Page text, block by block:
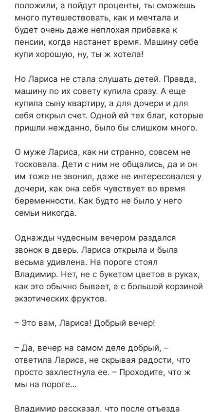
положили, а пойдут проценты, ты сможешь
много путешествовать, как и мечтала и
будет очень даже неплохая прибавка к
пенсии, когда настанет время. Машину себе
купи хорошую, ну, ты ж хотела!
Но Лариса не стала слушать детей. Правда,
машину по их совету купила сразу. А еще
купила сыну квартиру, а для дочери и для
себя открыл счет. Одной ей тех благ, которые
пришли нежданно, было бы слишком много.
О муже Лариса, как ни странно, совсем не
тосковала. Дети с ним не общались, да и он
им тоже не звонил, даже не интересовался у
дочери, как она себя чувствует во время
беременности. Как будто не было у него
семьи никогда.
Однажды чудесным вечером раздался
звонок в дверь. Лариса открыла и была
весьма удивлена. На пороге стоял
Владимир. Нет, не с букетом цветов в руках,
как это обычно бывает, а с большой корзиной
экзотических фруктов.
– Это вам, Лариса! Добрый вечер!
– Да, вечер на самом деле добрый, –
ответила Лариса, не скрывая радости, что
просто захлестнула ее. – Проходите, что ж
мы на пороге…
Владимир рассказал, что после отъезда